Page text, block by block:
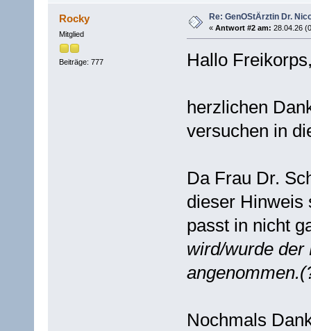
Rocky
Mitglied
Beiträge: 777
Re: GenOStÄrztin Dr.
« Antwort #2 am: 28.04.26
Hallo
herzlichen
versuchen in
Da Frau Dr.
dieser Hinweis
passt in nicht
wird/wurde der
Nochmals